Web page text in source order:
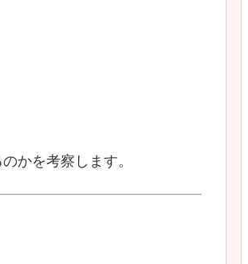
かを考察します。